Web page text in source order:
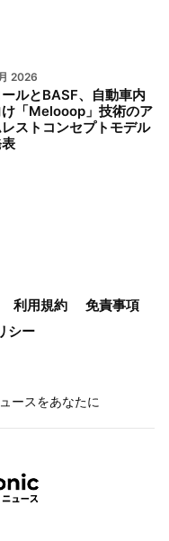
2026
ールとBASF、自動車内
「Melooop」技術のア
ストコンセプトモデル
利用規約
免責事項
シー
ースをあなたに